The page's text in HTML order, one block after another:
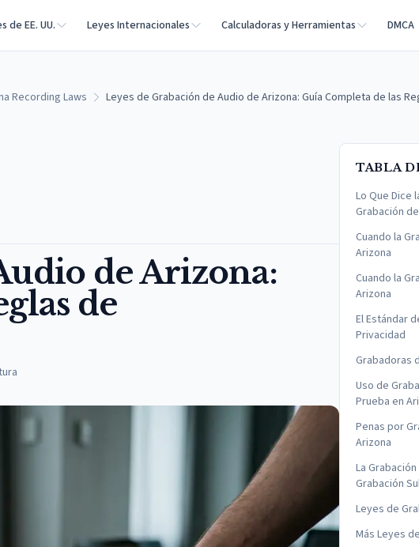
de EE. UU. Leyes Internacionales Calculadoras y Herramientas DMCA
Recording Laws Leyes de Grabación de Audio de Arizona: Guía Completa de las
de Arizona:
de
TABLA
Lo Que Dice
Grabación
Cuando la
Arizona
Cuando la
Arizona
El Estándar
Privacidad
Grabadoras
Uso de
Prueba en
Penas por
Arizona
La
Grabación
Leyes de
Más Leyes